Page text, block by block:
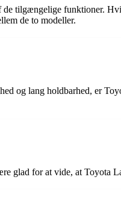
tilgængelige funktioner.
de to modeller.
og lang holdbarhed, er
glad for at vide, at Toyota